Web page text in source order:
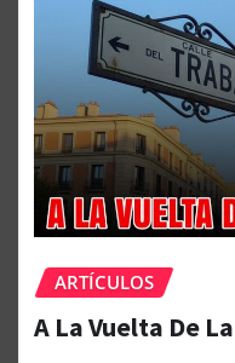
ARTÍCULOS
A La Vuelta De